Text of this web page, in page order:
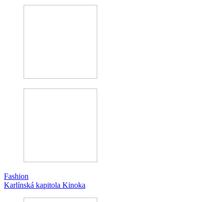
Fashion
Karlínská kapitola Kinoka